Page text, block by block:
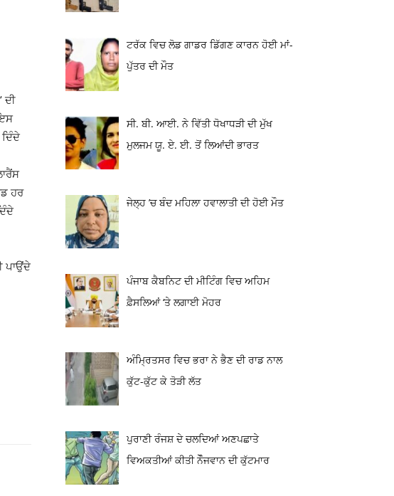
ਦੀ
ਹਰ
ਪਾਉਂਦੇ
ਟਰੱਕ ਵਿਚ ਲੋਡ ਗਾਡਰ ਡਿੱਗਣ ਕਾਰਨ ਹੋਈ ਮਾਂ-
ਪੁੱਤਰ ਦੀ ਮੌਤ
ਸੀ. ਬੀ. ਆਈ. ਨੇ ਵਿੱਤੀ ਧੋਖਾਧੜੀ ਦੀ ਮੁੱਖ
ਮੁਲਜਮ ਯੂ. ਏ. ਈ. ਤੋਂ ਲਿਆਂਦੀ ਭਾਰਤ
ਜੇਲ੍ਹ ’ਚ ਬੰਦ ਮਹਿਲਾ ਹਵਾਲਾਤੀ ਦੀ ਹੋਈ ਮੌਤ
ਪੰਜਾਬ ਕੈਬਨਿਟ ਦੀ ਮੀਟਿੰਗ ਵਿਚ ਅਹਿਮ
ਫ਼ੈਸਲਿਆਂ ‘ਤੇ ਲਗਾਈ ਮੋਹਰ
ਅੰਮ੍ਰਿਤਸਰ ਵਿਚ ਭਰਾ ਨੇ ਭੈਣ ਦੀ ਰਾਡ ਨਾਲ
ਕੁੱਟ-ਕੁੱਟ ਕੇ ਤੋੜੀ ਲੱਤ
ਪੁਰਾਣੀ ਰੰਜਸ਼ ਦੇ ਚਲਦਿਆਂ ਅਣਪਛਾਤੇ
ਵਿਅਕਤੀਆਂ ਕੀਤੀ ਨੌੌਜਵਾਨ ਦੀ ਕੁੱਟਮਾਰ